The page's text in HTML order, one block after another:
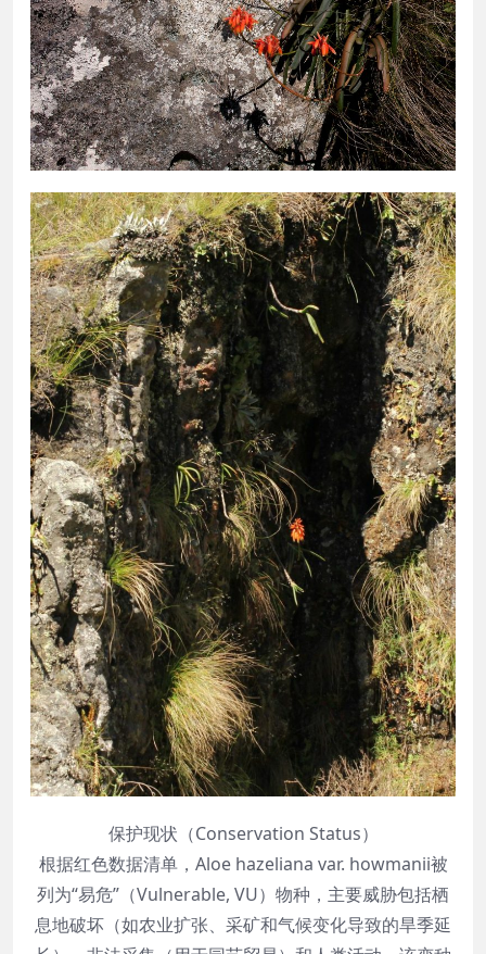
保护现状（Conservation Status）
根据红色数据清单，Aloe hazeliana var. howmanii被
列为“易危”（Vulnerable, VU）物种，主要威胁包括栖
息地破坏（如农业扩张、采矿和气候变化导致的旱季延